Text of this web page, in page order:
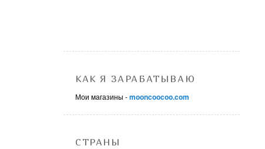
КАК Я ЗАРАБАТЫВАЮ
Мои магазины -mooncoocoo.com
СТРАНЫ